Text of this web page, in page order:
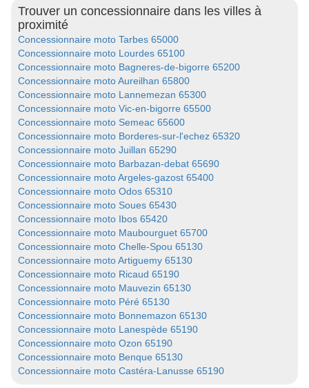
Trouver un concessionnaire dans les villes à
proximité
Concessionnaire moto Tarbes 65000
Concessionnaire moto Lourdes 65100
Concessionnaire moto Bagneres-de-bigorre 65200
Concessionnaire moto Aureilhan 65800
Concessionnaire moto Lannemezan 65300
Concessionnaire moto Vic-en-bigorre 65500
Concessionnaire moto Semeac 65600
Concessionnaire moto Borderes-sur-l'echez 65320
Concessionnaire moto Juillan 65290
Concessionnaire moto Barbazan-debat 65690
Concessionnaire moto Argeles-gazost 65400
Concessionnaire moto Odos 65310
Concessionnaire moto Soues 65430
Concessionnaire moto Ibos 65420
Concessionnaire moto Maubourguet 65700
Concessionnaire moto Chelle-Spou 65130
Concessionnaire moto Artiguemy 65130
Concessionnaire moto Ricaud 65190
Concessionnaire moto Mauvezin 65130
Concessionnaire moto Péré 65130
Concessionnaire moto Bonnemazon 65130
Concessionnaire moto Lanespède 65190
Concessionnaire moto Ozon 65190
Concessionnaire moto Benque 65130
Concessionnaire moto Castéra-Lanusse 65190